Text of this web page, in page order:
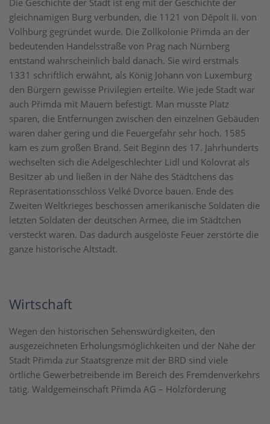
Die Geschichte der Stadt ist eng mit der Geschichte der
gleichnamigen Burg verbunden, die 1121 von Děpolt II. von
Volhburg gegründet wurde. Die Zollkolonie Přimda an der
bedeutenden Handelsstraße von Prag nach Nürnberg
entstand wahrscheinlich bald danach. Sie wird erstmals
1331 schriftlich erwähnt, als König Johann von Luxemburg
den Bürgern gewisse Privilegien erteilte. Wie jede Stadt war
auch Přimda mit Mauern befestigt. Man musste Platz
sparen, die Entfernungen zwischen den einzelnen Gebäuden
waren daher gering und die Feuergefahr sehr hoch. 1585
kam es zum großen Brand. Seit Beginn des 17. Jahrhunderts
wechselten sich die Adelgeschlechter Lidl und Kolovrat als
Besitzer ab und ließen in der Nähe des Städtchens das
Repräsentationsschloss Velké Dvorce bauen. Ende des
Zweiten Weltkrieges beschossen amerikanische Soldaten die
letzten Soldaten der deutschen Armee, die im Städtchen
versteckt waren. Das dadurch ausgelöste Feuer zerstörte die
ganze historische Altstadt.
Wirtschaft
Wegen den historischen Sehenswürdigkeiten, den
ausgezeichneten Erholungsmöglichkeiten und der Nähe der
Stadt Přimda zur Staatsgrenze mit der BRD sind viele
örtliche Gewerbetreibende im Bereich des Fremdenverkehrs
tätig. Waldgemeinschaft Přimda AG – Holzförderung